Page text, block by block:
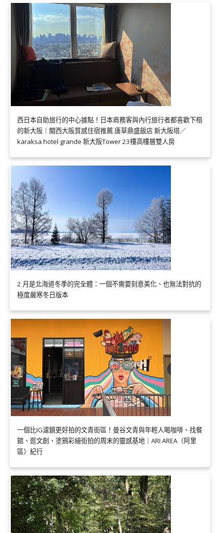
西日本自助旅行的中心據點！日本商務客與內行旅行者都喜歡下榻
的新大阪｜關西大阪質感住宿推薦 唐草鼎盛飯店 新大阪塔／
karaksa hotel grande 新大阪Tower 23樓高樓層雙人房
2 月是北海道冬季的完全體：一個不需要刻意美化、也無法對抗的
極度嚴寒冬日版本
一個比IG濾鏡更好拍的文青街區！曼谷文青與年輕人喝咖啡、找餐
館、逛文創、塗鴉彩繪街拍的周末的靈感基地｜ARI AREA（阿里
區）紀行